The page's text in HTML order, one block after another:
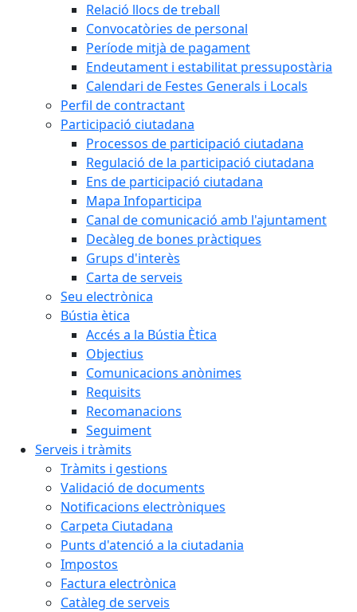
Relació llocs de treball
Convocatòries de personal
Període mitjà de pagament
Endeutament i estabilitat pressupostària
Calendari de Festes Generals i Locals
Perfil de contractant
Participació ciutadana
Processos de participació ciutadana
Regulació de la participació ciutadana
Ens de participació ciutadana
Mapa Infoparticipa
Canal de comunicació amb l'ajuntament
Decàleg de bones pràctiques
Grups d'interès
Carta de serveis
Seu electrònica
Bústia ètica
Accés a la Bústia Ètica
Objectius
Comunicacions anònimes
Requisits
Recomanacions
Seguiment
Serveis i tràmits
Tràmits i gestions
Validació de documents
Notificacions electròniques
Carpeta Ciutadana
Punts d'atenció a la ciutadania
Impostos
Factura electrònica
Catàleg de serveis